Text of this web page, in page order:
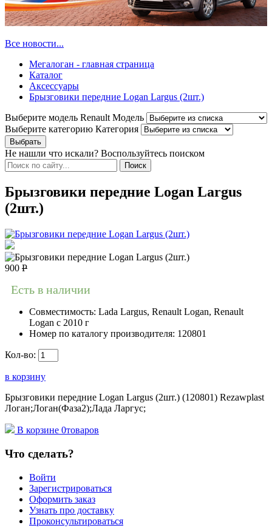
Все новости...
Мегалоган - главная страница
Каталог
Аксессуары
Брызговики передние Logan Largus (2шт.)
Выберите модель Renault Модель
Выберите категорию Категория
Не нашли что искали? Воспользуйтесь поиском
Брызговики передние Logan Largus
(2шт.)
900 Р
Есть в наличии
Совместимость: Lada Largus, Renault Logan, Renault
Logan c 2010 г
Номер по каталогу производителя: 120801
Кол-во:
в корзину
Брызговики передние Logan Largus (2шт.) (120801) Rezawplast
Логан;Логан(Фаза2);Лада Ларгус;
В корзине 0товаров
Что сделать?
Войти
Зарегистрироваться
Оформить заказ
Узнать про доставку
Проконсультироваться